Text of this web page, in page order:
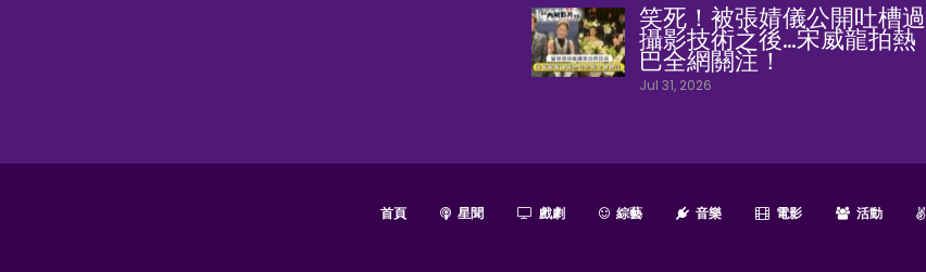
笑死！被張婧儀公開吐槽過
攝影技術之後…宋威龍拍熱
巴全網關注！
Jul 31, 2026
首頁 星聞 戲劇 綜藝 音樂 電影 活動